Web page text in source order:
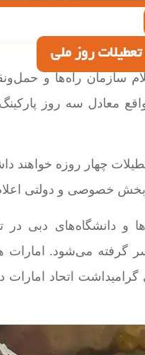
روز ملی
سازمان راه‌ها و
در واقع معادل سه روز
خصوصی و دولتی